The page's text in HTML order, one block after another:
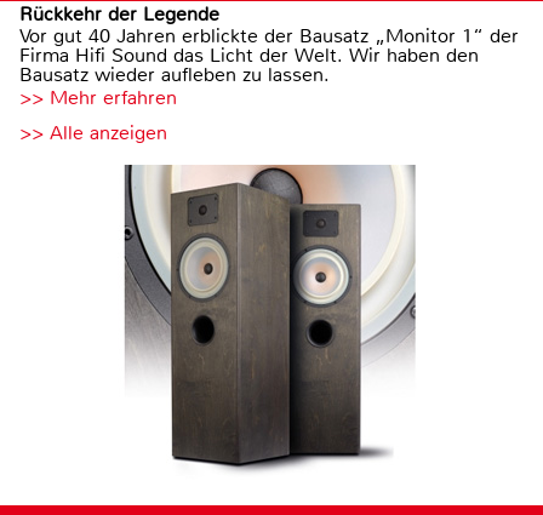
Rückkehr der Legende
Vor gut 40 Jahren erblickte der Bausatz „Monitor 1“ der
Firma Hifi Sound das Licht der Welt. Wir haben den
Bausatz wieder aufleben zu lassen.
>> Mehr erfahren
>> Alle anzeigen